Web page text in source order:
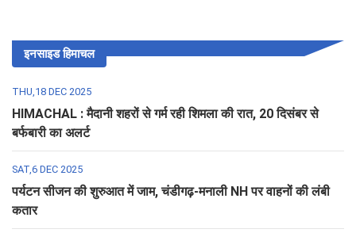
इनसाइड हिमाचल
THU,18 DEC 2025
HIMACHAL : मैदानी शहरों से गर्म रही शिमला की रात, 20 दिसंबर से
बर्फबारी का अलर्ट
SAT,6 DEC 2025
पर्यटन सीजन की शुरुआत में जाम, चंडीगढ़-मनाली NH पर वाहनों की लंबी
कतार